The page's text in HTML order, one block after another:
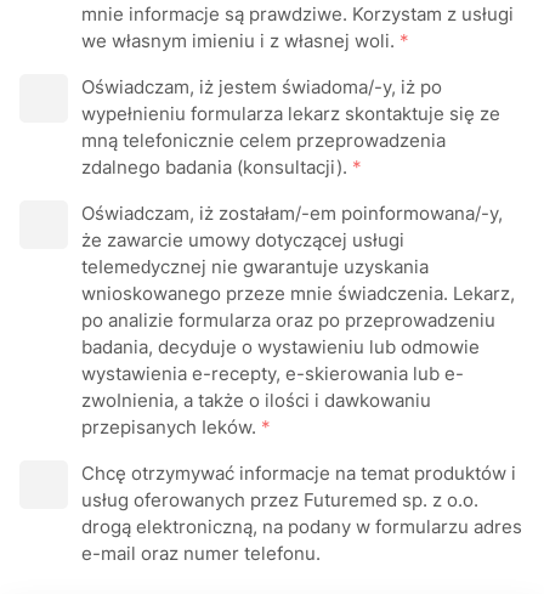
mnie informacje są prawdziwe. Korzystam z usługi
we własnym imieniu i z własnej woli. *
Oświadczam, iż jestem świadoma/-y, iż po
wypełnieniu formularza lеkarz skontaktuje się ze
mną telefonicznie celem przeprowadzenia
zdalnego badania (konsultacji). *
Oświadczam, iż zostałam/-em poinformowana/-y,
że zawarcie umowy dotyczącej usługi
tеIеmеԁусznej nie gwarantuje uzyskania
wnioskowanego przeze mnie świadczenia. Lеkarz,
po analizie formularza oraz po przeprowadzeniu
badania, decyduje o wystawieniu lub odmowie
wystawienia e-rесерty, e-skierowania lub e-
zwоInіеnia, a także o ilości i dawkowaniu
przepisanych Ieków. *
Chcę otrzymywać informacje na temat produktów i
usług oferowanych przez Futuremed sp. z o.o.
drogą elektroniczną, na podany w formularzu adres
e-mail oraz numer telefonu.